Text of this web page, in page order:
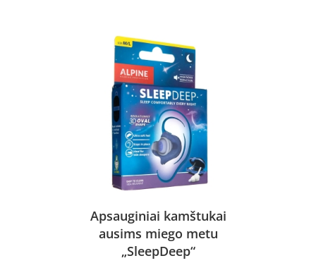
Apsauginiai kamštukai
ausims miego metu
„SleepDeep“